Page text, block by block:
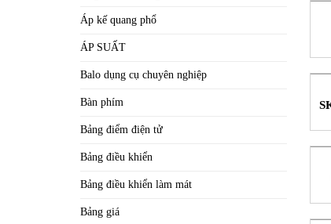
Áp kế quang phổ
ÁP SUẤT
Balo dụng cụ chuyên nghiệp
Bàn phím
Bảng điểm điện tử
Bảng điều khiển
Bảng điều khiển làm mát
Bảng giá